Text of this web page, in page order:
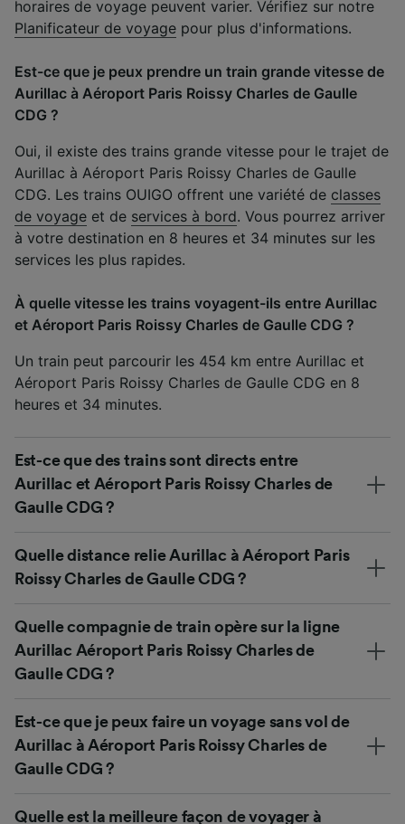
horaires de voyage peuvent varier. Vérifiez sur notre
Planificateur de voyage pour plus d'informations.
Est-ce que je peux prendre un train grande vitesse de
Aurillac à Aéroport Paris Roissy Charles de Gaulle
CDG ?
Oui, il existe des trains grande vitesse pour le trajet de
Aurillac à Aéroport Paris Roissy Charles de Gaulle
CDG. Les trains OUIGO offrent une variété de classes
de voyage et de services à bord. Vous pourrez arriver
à votre destination en 8 heures et 34 minutes sur les
services les plus rapides.
À quelle vitesse les trains voyagent-ils entre Aurillac
et Aéroport Paris Roissy Charles de Gaulle CDG ?
Un train peut parcourir les 454 km entre Aurillac et
Aéroport Paris Roissy Charles de Gaulle CDG en 8
heures et 34 minutes.
Est-ce que des trains sont directs entre
Aurillac et Aéroport Paris Roissy Charles de
Gaulle CDG ?
Quelle distance relie Aurillac à Aéroport Paris
Roissy Charles de Gaulle CDG ?
Quelle compagnie de train opère sur la ligne
Aurillac Aéroport Paris Roissy Charles de
Gaulle CDG ?
Est-ce que je peux faire un voyage sans vol de
Aurillac à Aéroport Paris Roissy Charles de
Gaulle CDG ?
Quelle est la meilleure façon de voyager à